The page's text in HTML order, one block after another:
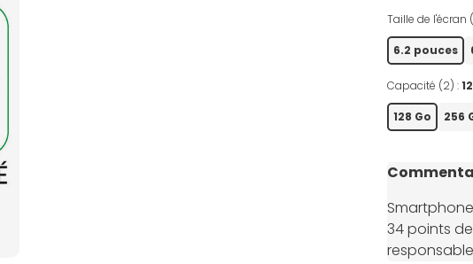
Taille de l'écran
6.2 pouces
Capacité (2) :
128 Go 256
34 points